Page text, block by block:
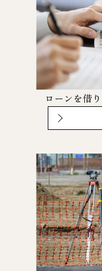
ローンを借